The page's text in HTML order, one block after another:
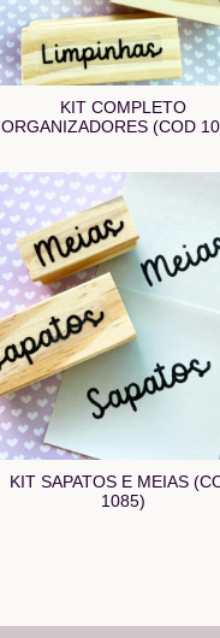
KIT COMPLETO
ORGANIZADORES (COD
KIT SAPATOS E MEIAS
1085)